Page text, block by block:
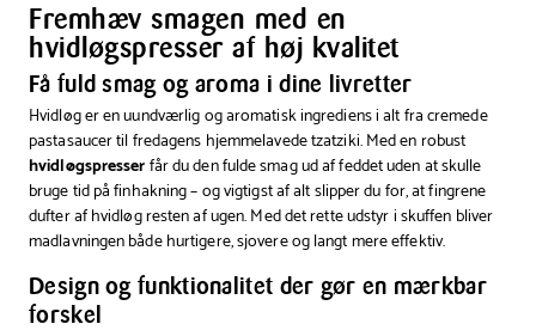
Fremhæv smagen med en
hvidløgspresser af høj kvalitet
Få fuld smag og aroma i dine livretter
Hvidløg er en uundværlig og aromatisk ingrediens i alt fra cremede
pastasaucer til fredagens hjemmelavede tzatziki. Med en robust
hvidløgspresserfår du den fulde smag ud af feddet uden at skulle
bruge tid på finhakning – og vigtigst af alt slipper du for, at fingrene
dufter af hvidløg resten af ugen. Med det rette udstyr i skuffen bliver
madlavningen både hurtigere, sjovere og langt mere effektiv.
Design og funktionalitet der gør en mærkbar
forskel